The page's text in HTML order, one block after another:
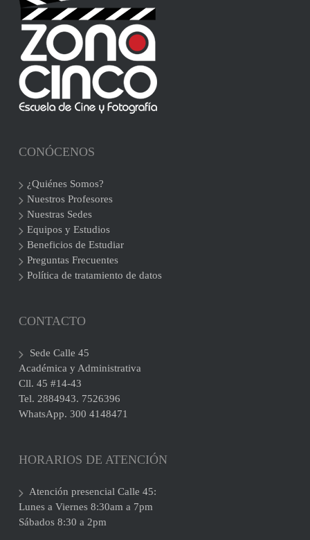
CONÓCENOS
¿Quiénes Somos?
Nuestros Profesores
Nuestras Sedes
Equipos y Estudios
Beneficios de Estudiar
Preguntas Frecuentes
Política de tratamiento de datos
CONTACTO
Sede Calle 45
Académica y Administrativa
Cll. 45 #14-43
Tel. 2884943. 7526396
WhatsApp. 300 4148471
HORARIOS DE ATENCIÓN
Atención presencial Calle 45:
Lunes a Viernes 8:30am a 7pm
Sábados 8:30 a 2pm